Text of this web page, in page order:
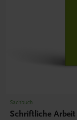
Sachbuch
Schriftliche